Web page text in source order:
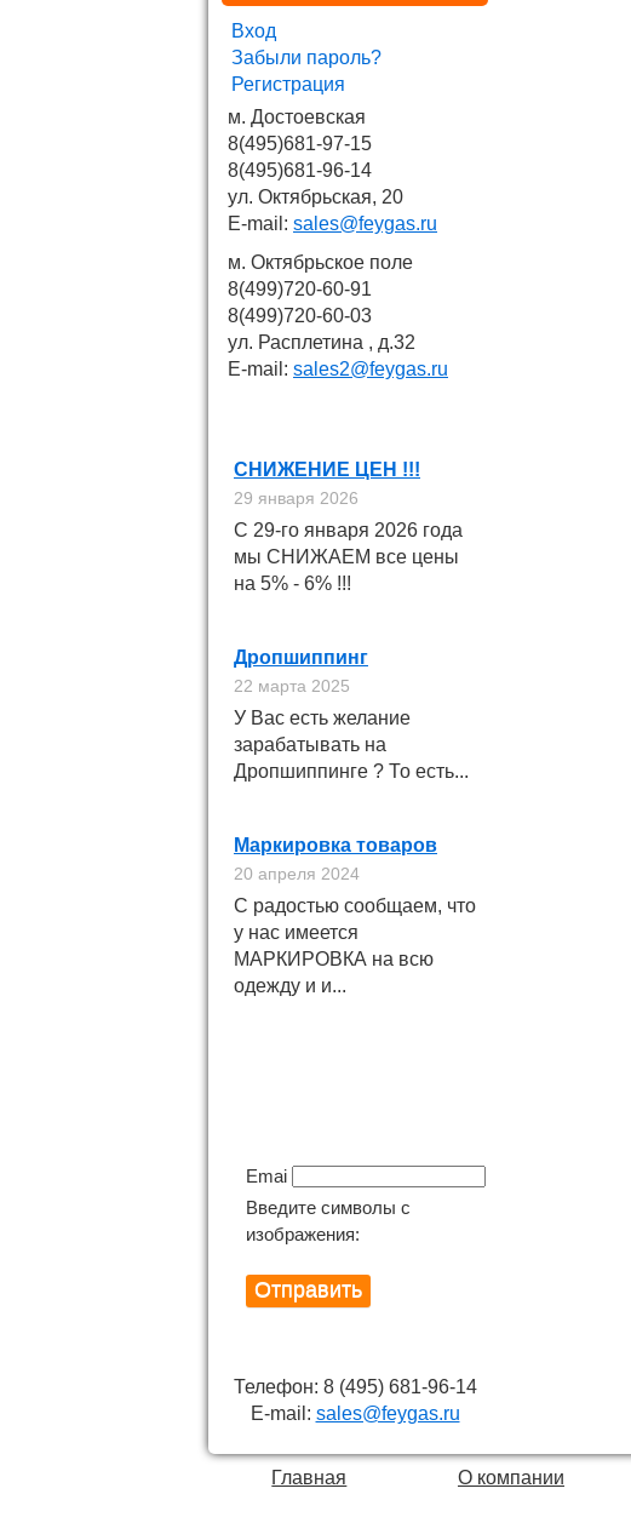
Вход
Забыли пароль?
Регистрация
м. Достоевская
8(495)681-97-15
8(495)681-96-14
ул. Октябрьская, 20
E-mail: sales@feygas.ru
м. Октябрьское поле
8(499)720-60-91
8(499)720-60-03
ул. Расплетина , д.32
E-mail: sales2@feygas.ru
СНИЖЕНИЕ ЦЕН !!!
29 января 2026
С 29-го января 2026 года
мы СНИЖАЕМ все цены
на 5% - 6% !!!
Дропшиппинг
22 марта 2025
У Вас есть желание
зарабатывать на
Дропшиппинге ? То есть...
Маркировка товаров
20 апреля 2024
С радостью сообщаем, что
у нас имеется
МАРКИРОВКА на всю
одежду и и...
Email
Введите символы с
изображения:
Телефон: 8 (495) 681-96-14
E-mail: sales@feygas.ru
Главная О компании